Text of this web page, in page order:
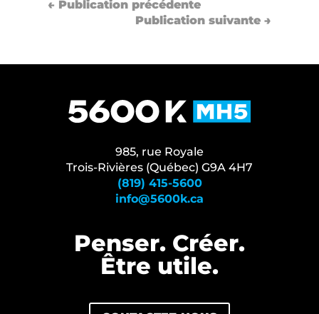
← Publication précédente
Publication suivante→
985, rue Royale
Trois-Rivières (Québec) G9A 4H7
(819) 415-5600
info@5600k.ca
Penser. Créer.
Être⁠ utile.